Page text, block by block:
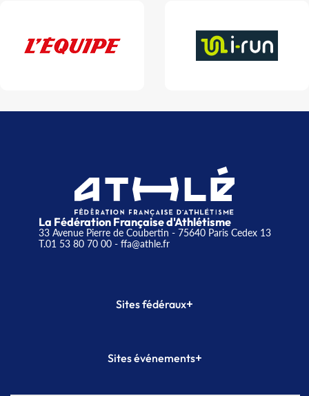
La Fédération Française d'Athlétisme
33 Avenue Pierre de Coubertin - 75640 Paris Cedex 13
T.01 53 80 70 00- ffa@athle.fr
Sites fédéraux+
Plateforme Formation
Sites événements+